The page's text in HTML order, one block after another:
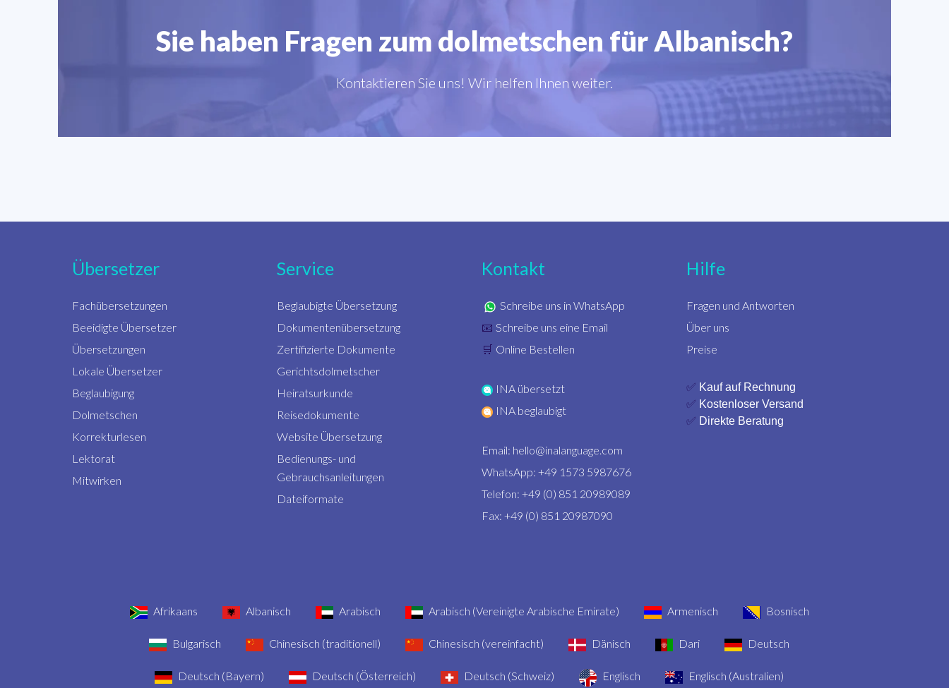
Sie haben Fragen zum dolmetschen für Albanisch?
Kontaktieren Sie uns! Wir helfen Ihnen weiter.
Übersetzer
Fachübersetzungen
Beeidigte Übersetzer
Übersetzungen
Lokale Übersetzer
Beglaubigung
Dolmetschen
Korrekturlesen
Lektorat
Mitwirken
Service
Beglaubigte Übersetzung
Dokumentenübersetzung
Zertifizierte Dokumente
Gerichtsdolmetscher
Heiratsurkunde
Reisedokumente
Website Übersetzung
Bedienungs- und
Gebrauchsanleitungen
Dateiformate
Kontakt
Schreibe uns in WhatsApp
📧 Schreibe uns eine Email
🛒 Online Bestellen
INA übersetzt
INA beglaubigt
Email: hello@inalanguage.com
WhatsApp: +49 1573 5987676
Telefon: +49 (0) 851 20989089
Fax: +49 (0) 851 20987090
Hilfe
Fragen und Antworten
Über uns
Preise
✅ Kauf auf Rechnung
✅ Kostenloser Versand
✅ Direkte Beratung
Afrikaans Albanisch Arabisch Arabisch (Vereinigte Arabische Emirate) Armenisch Bosnisch
Bulgarisch Chinesisch (traditionell) Chinesisch (vereinfacht) Dänisch Dari Deutsch
Deutsch (Bayern) Deutsch (Österreich) Deutsch (Schweiz) Englisch Englisch (Australien)